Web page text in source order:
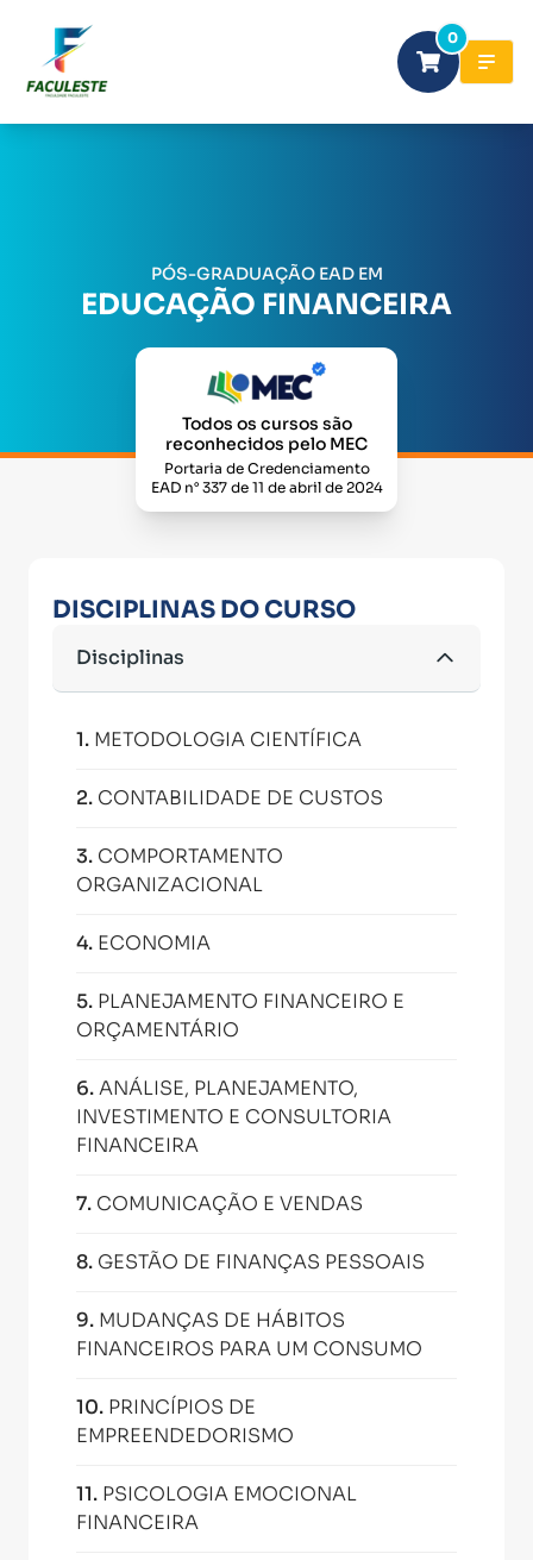
0
PÓS-GRADUAÇÃO EAD EM
EDUCAÇÃO FINANCEIRA
Todos os cursos são
reconhecidos pelo MEC
Portaria de Credenciamento
EAD n° 337 de 11 de abril de 2024
DISCIPLINAS DO CURSO
Disciplinas
1. METODOLOGIA CIENTÍFICA
2. CONTABILIDADE DE CUSTOS
3. COMPORTAMENTO
ORGANIZACIONAL
4. ECONOMIA
5. PLANEJAMENTO FINANCEIRO E
ORÇAMENTÁRIO
6.ANÁLISE, PLANEJAMENTO,
INVESTIMENTO E CONSULTORIA
FINANCEIRA
7. COMUNICAÇÃO E VENDAS
8. GESTÃO DE FINANÇAS PESSOAIS
9. MUDANÇAS DE HÁBITOS
FINANCEIROS PARA UM CONSUMO
10. PRINCÍPIOS DE
EMPREENDEDORISMO
11. PSICOLOGIA EMOCIONAL
FINANCEIRA